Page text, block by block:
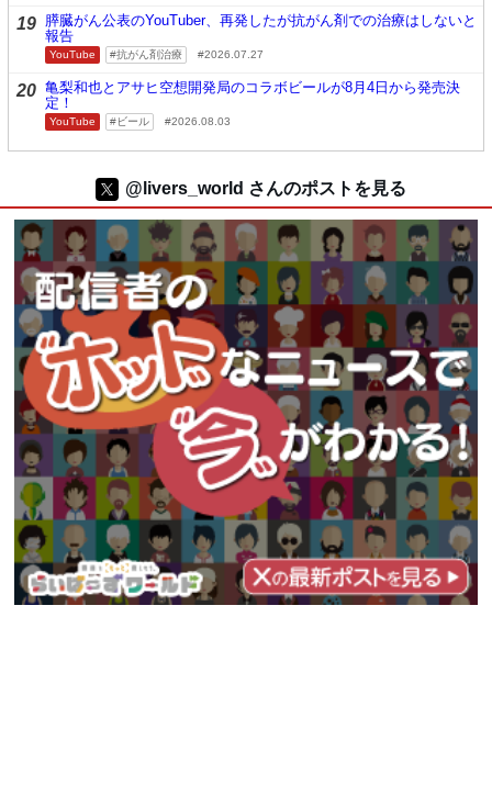
19 膵臓がん公表のYouTuber、再発したが抗がん剤での治療はしないと
報告
YouTube 抗がん剤治療 2026.07.27
20 亀梨和也とアサヒ空想開発局のコラボビールが8月4日から発売決
定！
YouTube ビール 2026.08.03
@livers_world さんのポストを見る